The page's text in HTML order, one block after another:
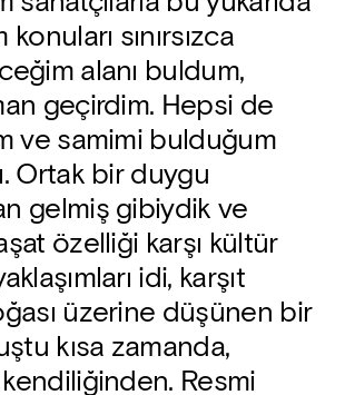
sınırsızca
alanı buldum,
geçirdim. Hepsi de
ve samimi bulduğum
Ortak bir duygu
gelmiş gibiydik ve
özelliği karşı kültür
idi, karşıt
üzerine düşünen bir
kısa zamanda,
Resmi